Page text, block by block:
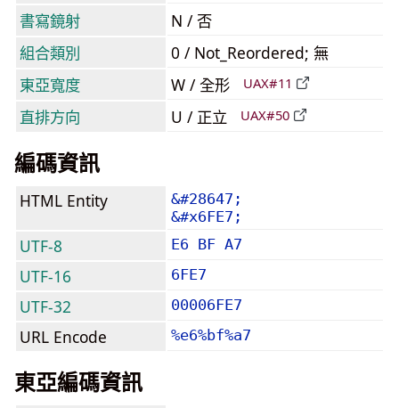
書寫鏡射
N / 否
組合類別
0 / Not_Reordered; 無
東亞寬度
W / 全形 UAX#11
直排方向 U / 正立 UAX#50
編碼資訊
HTML Entity
&#28647;
&#x6FE7;
UTF-8 E6 BF A7
UTF-16 6FE7
UTF-32 00006FE7
URL Encode %e6%bf%a7
東亞編碼資訊